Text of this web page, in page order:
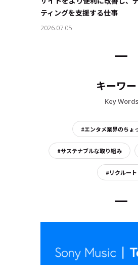
ティングを支援する仕事
2026.07.05
キーワ
Key Words
#エンタメ業界のちょ
#サステナブルな取り組み
#リクルート